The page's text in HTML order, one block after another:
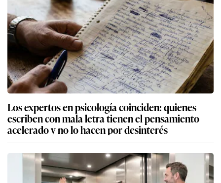
Los expertos en psicología coinciden: quienes
escriben con mala letra tienen el pensamiento
acelerado y no lo hacen por desinterés